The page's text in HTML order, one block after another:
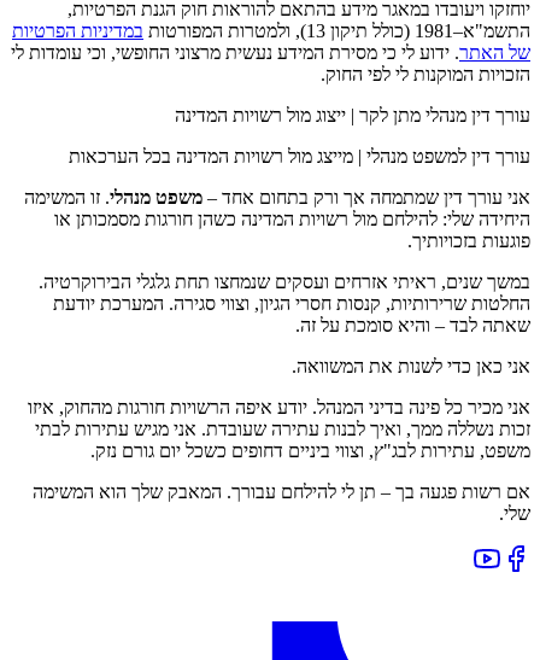
יוחזקו ויעובדו במאגר מידע בהתאם להוראות חוק הגנת הפרטיות,
התשמ"א–1981 (כולל תיקון 13), ולמטרות המפורטות
במדיניות הפרטיות
של האתר. ידוע לי כי מסירת המידע נעשית מרצוני החופשי, וכי עומדות לי
הזכויות המוקנות לי לפי החוק.
עורך דין מנהלי מתן לקר | ייצוג מול רשויות המדינה
עורך דין למשפט מנהלי | מייצג מול רשויות המדינה בכל הערכאות
אני עורך דין שמתמחה אך ורק בתחום אחד – משפט מנהלי. זו המשימה
היחידה שלי: להילחם מול רשויות המדינה כשהן חורגות מסמכותן או
פוגעות בזכויותיך.
במשך שנים, ראיתי אזרחים ועסקים שנמחצו תחת גלגלי הבירוקרטיה.
החלטות שרירותיות, קנסות חסרי הגיון, וצווי סגירה. המערכת יודעת
שאתה לבד – והיא סומכת על זה.
אני כאן כדי לשנות את המשוואה.
אני מכיר כל פינה בדיני המנהל. יודע איפה הרשויות חורגות מהחוק, איזו
זכות נשללה ממך, ואיך לבנות עתירה שעובדת. אני מגיש עתירות לבתי
משפט, עתירות לבג"ץ, וצווי ביניים דחופים כשכל יום גורם נזק.
אם רשות פגעה בך – תן לי להילחם עבורך. המאבק שלך הוא המשימה
שלי.